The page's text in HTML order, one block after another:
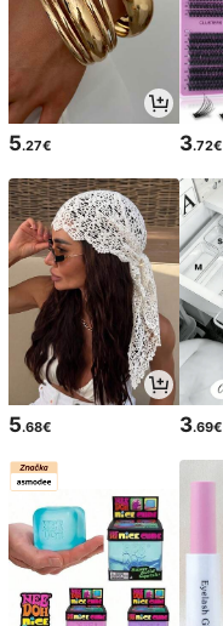
5.27€ 3.72€
5.68€ 3.69€